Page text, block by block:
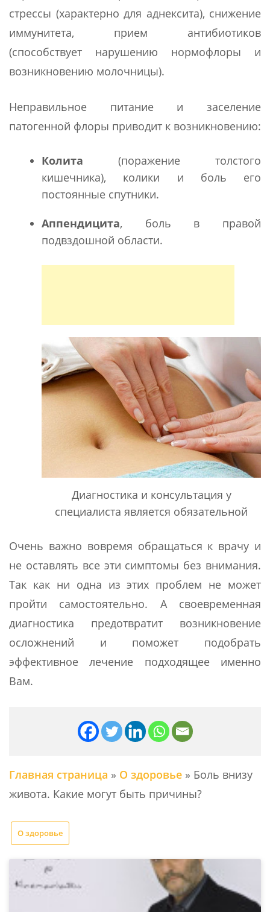
стрессы (характерно для аднексита), снижение
иммунитета, прием антибиотиков
(способствует нарушению нормофлоры и
возникновению молочницы).
Неправильное питание и заселение
патогенной флоры приводит к возникновению:
Колита (поражение толстого
кишечника), колики и боль его
постоянные спутники.
Аппендицита, боль в правой
подвздошной области.
Диагностика и консультация у
специалиста является обязательной
Очень важно вовремя обращаться к врачу и
не оставлять все эти симптомы без внимания.
Так как ни одна из этих проблем не может
пройти самостоятельно. А своевременная
диагностика предотвратит возникновение
осложнений и поможет подобрать
эффективное лечение подходящее именно
Вам.
Главная страница » О здоровье » Боль внизу
живота. Какие могут быть причины?
О здоровье